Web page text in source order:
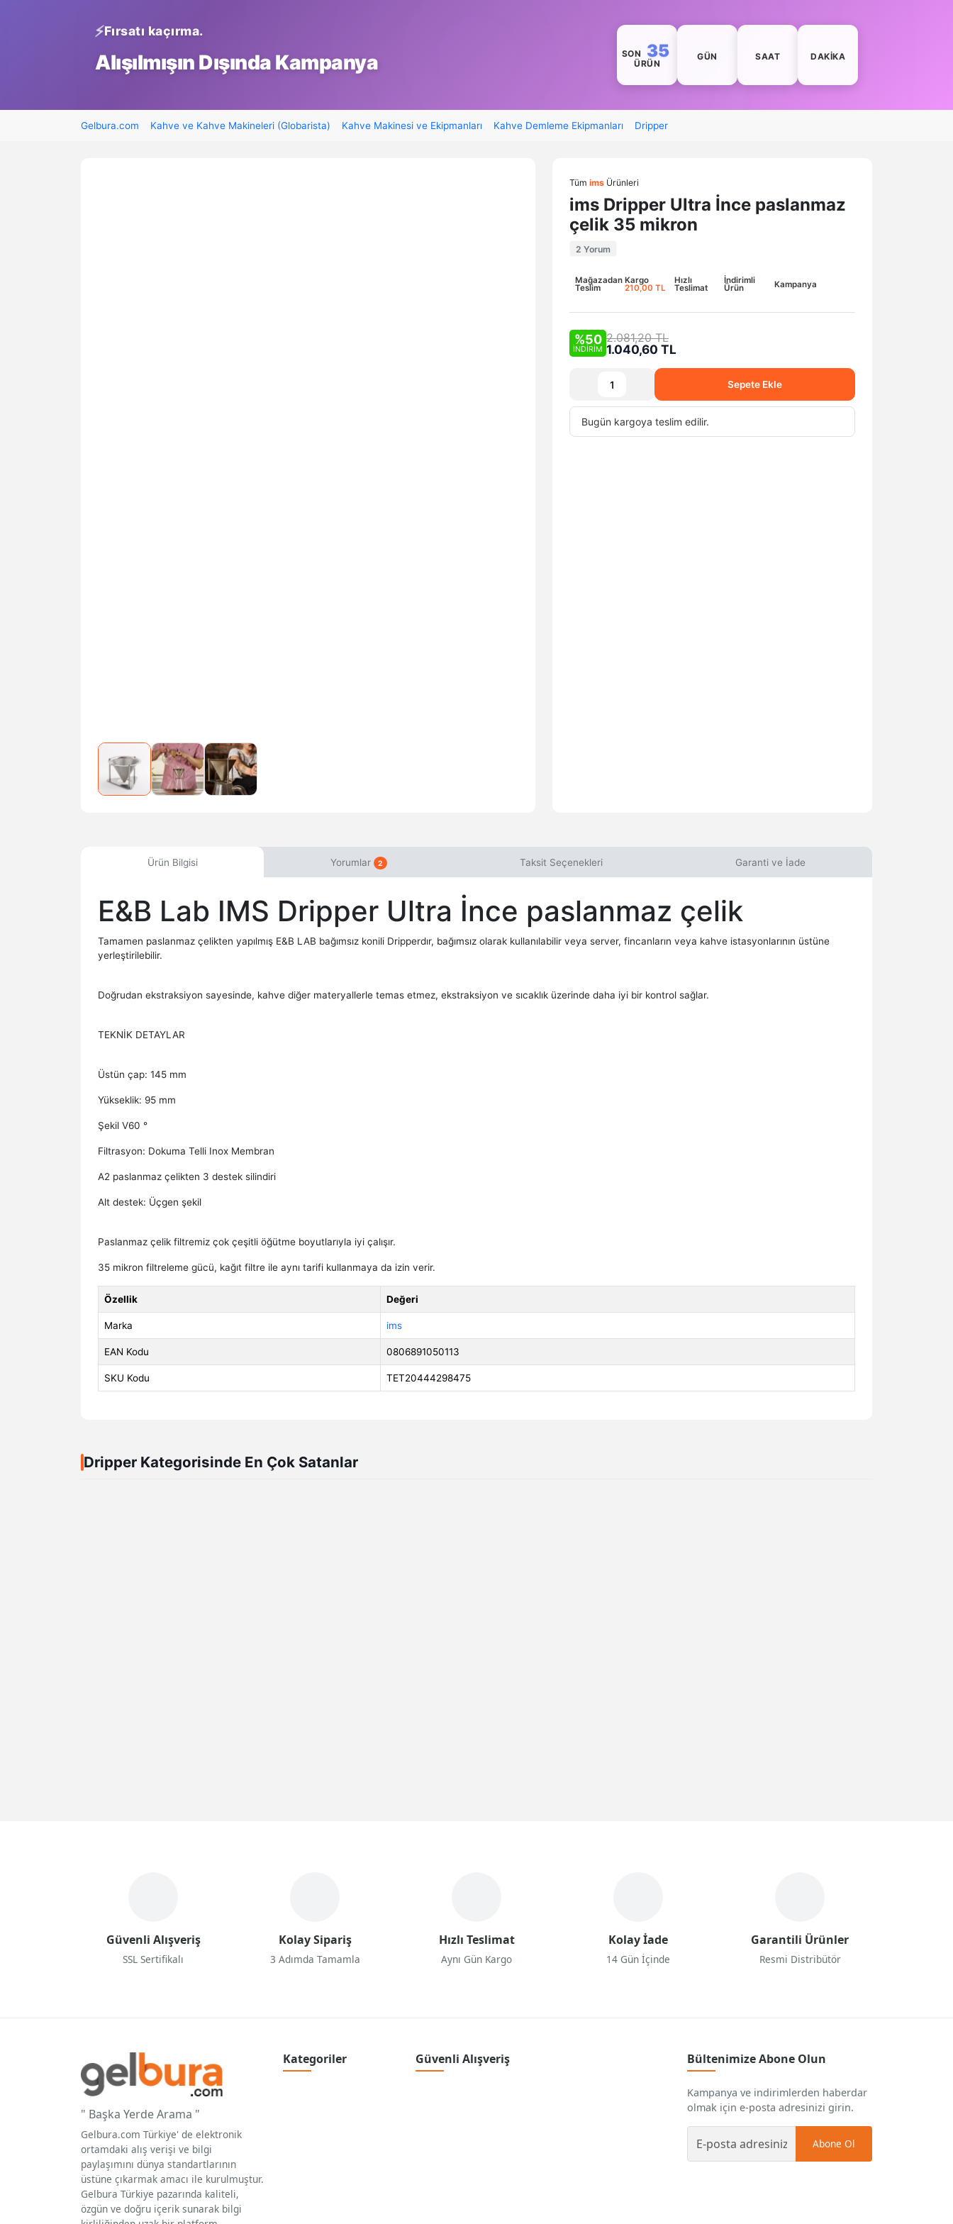
Fırsatı kaçırma.
Alışılmışın Dışında Kampanya SON 35
ÜRÜN
GÜN SAAT DAKIKA
Gelbura.com Kahve ve Kahve Makineleri (Globarista) Kahve Makinesi ve Ekipmanları Kahve Demleme Ekipmanları Dripper
Tüm ims Ürünleri
ims Dripper Ultra İnce paslanmaz
çelik 35 mikron
2 Yorum
Mağazadan
Teslim
Kargo
210,00 TL
Hızlı
Teslimat
İndirimli
Ürün Kampanya
%50
İNDİRİM
2.081,20 TL
1.040,60 TL
Sepete Ekle
Bugün kargoya teslim edilir.
Ürün Bilgisi Yorumlar 2 Taksit Seçenekleri Garanti ve İade
E&B Lab IMS Dripper Ultra İnce paslanmaz çelik
Tamamen paslanmaz çelikten yapılmış E&B LAB bağımsız konili Dripperdır, bağımsız olarak kullanılabilir veya server, fincanların veya kahve istasyonlarının üstüne
yerleştirilebilir.
Doğrudan ekstraksiyon sayesinde, kahve diğer materyallerle temas etmez, ekstraksiyon ve sıcaklık üzerinde daha iyi bir kontrol sağlar.
TEKNİK DETAYLAR
Üstün çap: 145 mm
Yükseklik: 95 mm
Şekil V60 °
Filtrasyon: Dokuma Telli Inox Membran
A2 paslanmaz çelikten 3 destek silindiri
Alt destek: Üçgen şekil
Paslanmaz çelik filtremiz çok çeşitli öğütme boyutlarıyla iyi çalışır.
35 mikron filtreleme gücü, kağıt filtre ile aynı tarifi kullanmaya da izin verir.
Özellik Değeri
Marka ims
EAN Kodu 0806891050113
SKU Kodu TET20444298475
Dripper Kategorisinde En Çok Satanlar
Güvenli Alışveriş
SSL Sertifikalı
Kolay Sipariş
3 Adımda Tamamla
Hızlı Teslimat
Aynı Gün Kargo
Kolay İade
14 Gün İçinde
Garantili Ürünler
Resmi Distribütör
" Başka Yerde Arama "
Gelbura.com Türkiye' de elektronik
ortamdaki alış verişi ve bilgi
paylaşımını dünya standartlarının
üstüne çıkarmak amacı ile kurulmuştur.
Gelbura Türkiye pazarında kaliteli,
özgün ve doğru içerik sunarak bilgi
Kategoriler Güvenli Alışveriş Bültenimize Abone Olun
Kampanya ve indirimlerden haberdar
olmak için e-posta adresinizi girin.
Abone Ol